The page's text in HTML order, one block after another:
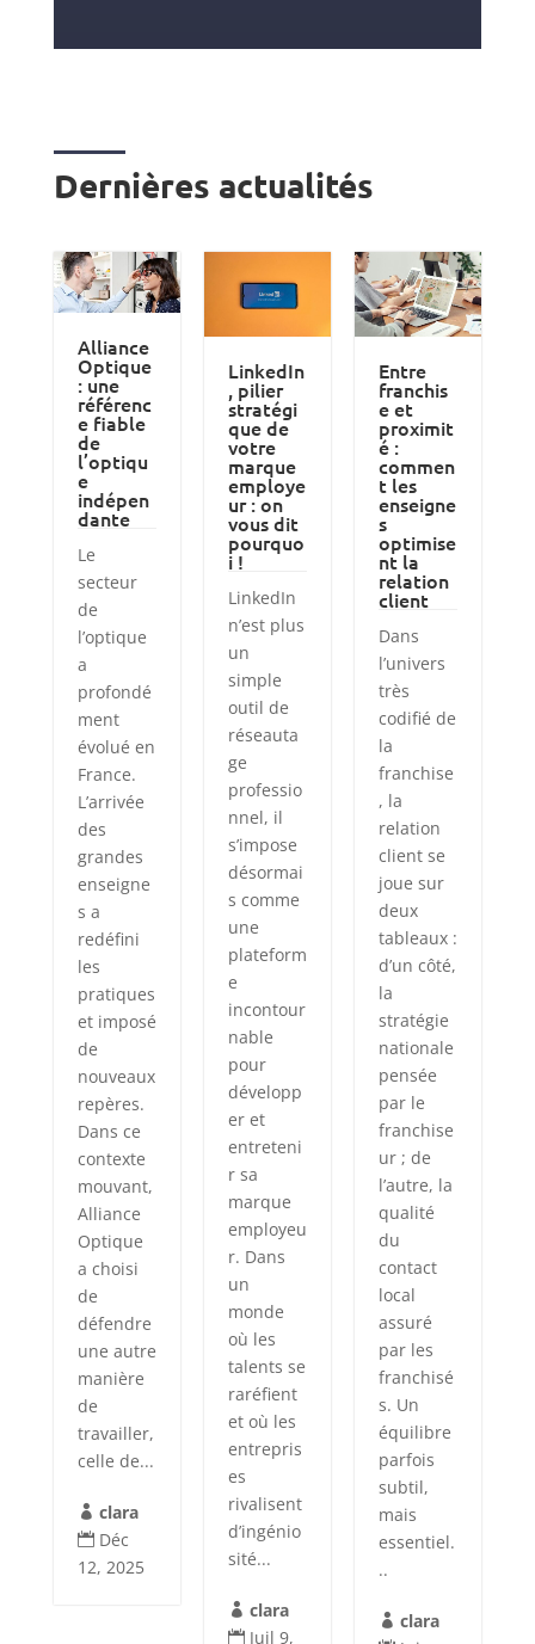
Dernières actualités
Alliance
Optique
: une
référenc
e fiable
de
l’optiqu
e
indépen
dante
Le
secteur
de
l’optique
a
profondé
ment
évolué en
France.
L’arrivée
des
grandes
enseigne
s a
redéfini
les
pratiques
et imposé
de
nouveaux
repères.
Dans ce
contexte
mouvant,
Alliance
Optique
a choisi
de
défendre
une autre
manière
de
travailler,
celle de...
 clara
 Déc
12, 2025
LinkedIn
, pilier
stratégi
que de
votre
marque
employe
ur : on
vous dit
pourquo
i !
LinkedIn
n’est plus
un
simple
outil de
réseauta
ge
professio
nnel, il
s’impose
désormai
s comme
une
plateform
e
incontour
nable
pour
développ
er et
entreteni
r sa
marque
employeu
r. Dans
un
monde
où les
talents se
raréfient
et où les
entrepris
es
rivalisent
d’ingénio
sité...
 clara
 Juil 9,
Entre
franchis
e et
proximit
é :
commen
t les
enseigne
s
optimise
nt la
relation
client
Dans
l’univers
très
codifié de
la
franchise
, la
relation
client se
joue sur
deux
tableaux :
d’un côté,
la
stratégie
nationale
pensée
par le
franchise
ur ; de
l’autre, la
qualité
du
contact
local
assuré
par les
franchisé
s. Un
équilibre
parfois
subtil,
mais
essentiel.
..
 clara